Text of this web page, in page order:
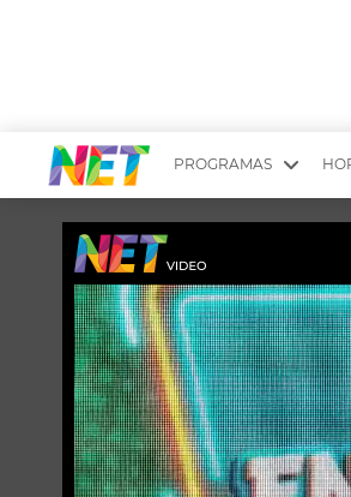
PROGRAMAS
YUYITO A LA TARDE
EMPRENDI2
LONGOBARDI
QUÉ TE PASA
EL OLIVO BLANCO
TU LUGAR IDEAL